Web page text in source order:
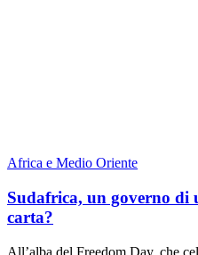
Africa e Medio Oriente
Sudafrica, un governo di
carta?
All’alba del Freedom Day, che